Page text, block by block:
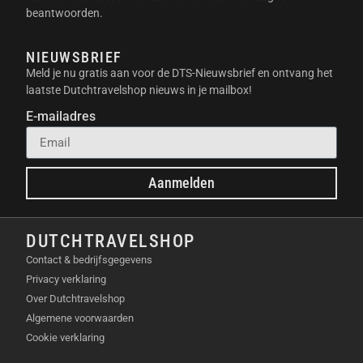
Gerichte reiniging:
aandacht nodig hebben, zoals de keuken na
het koken of de woonkamer na een feestje.
Schoonmaken na huisdieren:De krachtige
zuigkracht en de speciale borstel zijn ideaal
voor het verwijderen van dierenharen.
INHOUD VERPAKKING
Ecovacs DEEBOT T10 Plus robotstofzuiger
Zelfleegmakend station
Zijborstels (2x)
Dweilpads (2x)
Hoogrendement filter
Stofzak (1x)
Reinigingsgereedschap
Gebruiksaanwijzing
beantwoorden.
NIEUWSBRIEF
Meld je nu gratis aan voor de DTS-Nieuwsbrief en ontvang het
laatste Dutchtravelshop nieuws in je mailbox!
E-mailadres
Aanmelden
DUTCHTRAVELSHOP
Contact & bedrijfsgegevens
Privacy verklaring
Over Dutchtravelshop
Algemene voorwaarden
Cookie verklaring